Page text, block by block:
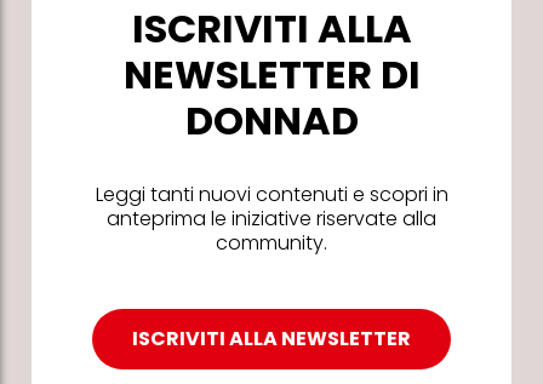
ISCRIVITI ALLA
NEWSLETTER DI
DONNAD
Leggi tanti nuovi contenuti e scopri in
anteprima le iniziative riservate alla
community.
ISCRIVITI ALLA NEWSLETTER